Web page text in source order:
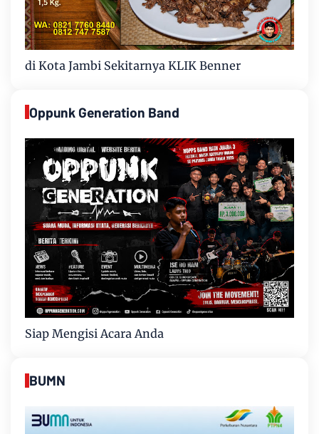
di Kota Jambi Sekitarnya KLIK Benner
Oppunk Generation Band
Siap Mengisi Acara Anda
BUMN